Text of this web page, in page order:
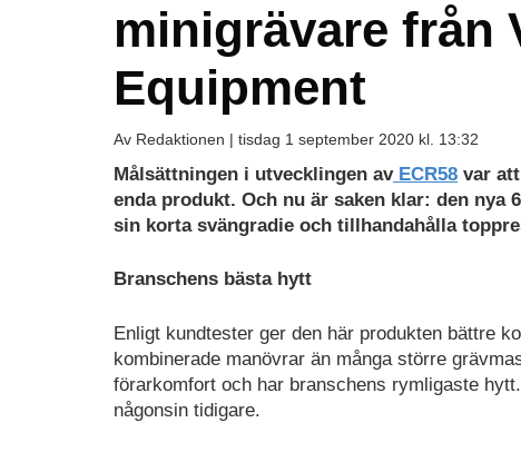
minigrävare från
Equipment
Av Redaktionen | tisdag 1 september 2020 kl. 13:32
Målsättningen i utvecklingen avECR58 var
enda produkt. Och nu är saken klar: den nya
sin korta svängradie och tillhandahålla
Branschens bästa hytt
Enligt kundtester ger den här produkten bättre
kombinerade manövrar än många större
förarkomfort och har branschens rymligaste
någonsin tidigare.